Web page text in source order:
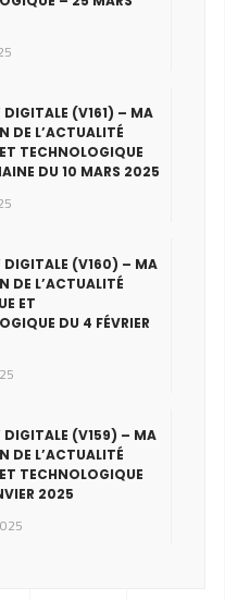
DIGITALE (V161) – MA
DE L’ACTUALITÉ
TECHNOLOGIQUE
DU 10 MARS 2025
DIGITALE (V160) – MA
DE L’ACTUALITÉ
ET
DU 4 FÉVRIER
DIGITALE (V159) – MA
DE L’ACTUALITÉ
TECHNOLOGIQUE
2025